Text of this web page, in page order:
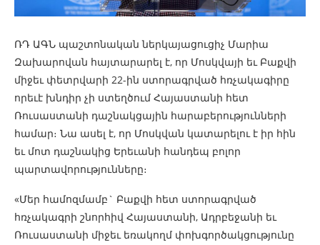
ՌԴ ԱԳՆ պաշտոնական ներկայացուցիչ Մարիա
Զախարովան հայտարարել է, որ Մոսկվայի եւ Բաքվի
միջեւ փետրվարի 22-ին ստորագրված հռչակագիրը
որեւէ խնդիր չի ստեղծում Հայաստանի հետ
Ռուսաստանի դաշնակցային հարաբերությունների
համար։ Նա ասել է, որ Մոսկվան կատարելու է իր հին
եւ մոտ դաշնակից Երեւանի հանդեպ բոլոր
պարտավորությունները։
«Մեր համոզմամբ` Բաքվի հետ ստորագրված
հռչակագրի շնորհիվ Հայաստանի, Ադրբեջանի եւ
Ռուսաստանի միջեւ եռակողմ փոխգործակցությունը